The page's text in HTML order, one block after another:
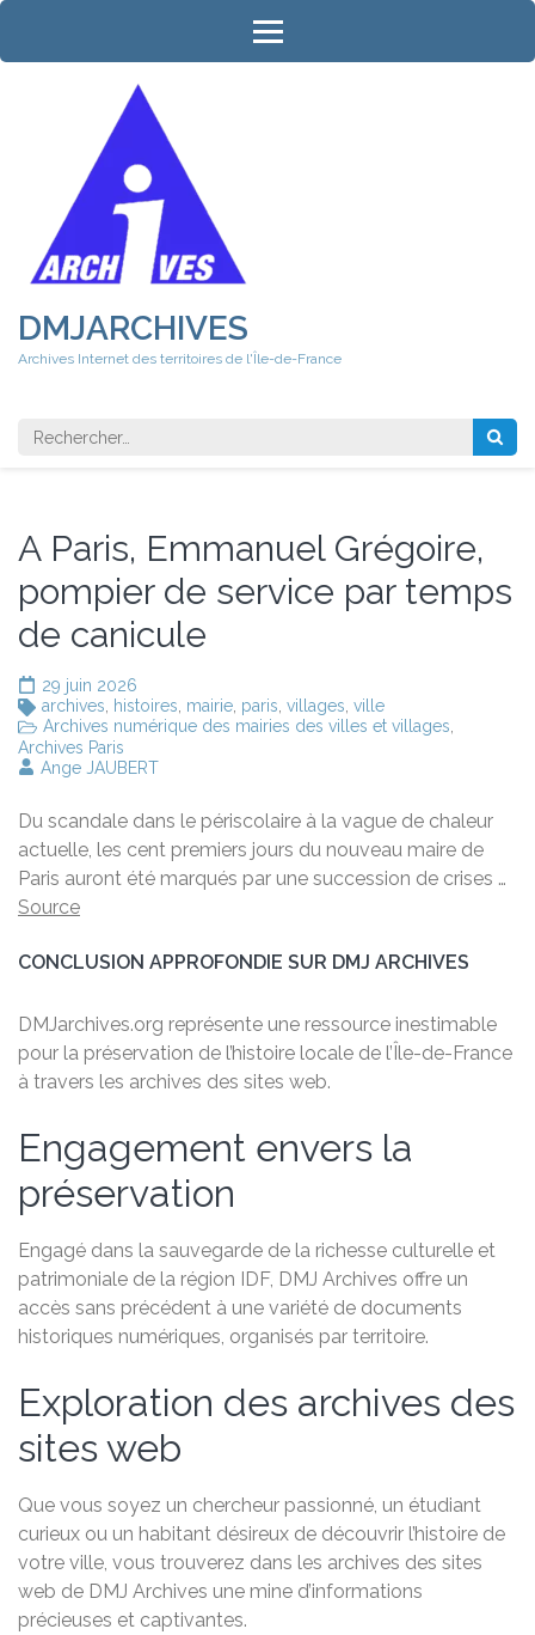
Aller
contenu
DMJARCHIVES
Archives Internet des territoires de l'Île-de-France
Rechercher
A Paris, Emmanuel Grégoire,
pompier de service par temps
de canicule
29 juin 2026
archives
histoires mairie paris villages ville
Archives numérique des mairies des villes et villages
Archives Paris
Ange JAUBERT
Du scandale dans le périscolaire à la vague de chaleur
actuelle, les cent premiers jours du nouveau maire de
Paris auront été marqués par une succession de crises …
Source
CONCLUSION APPROFONDIE SUR DMJ ARCHIVES
DMJarchives.org représente une ressource inestimable
pour la préservation de l’histoire locale de l’Île-de-France
à travers les archives des sites web.
Engagement envers la
préservation
Engagé dans la sauvegarde de la richesse culturelle et
patrimoniale de la région IDF, DMJ Archives offre un
accès sans précédent à une variété de documents
historiques numériques, organisés par territoire.
Exploration des archives des
sites web
Que vous soyez un chercheur passionné, un étudiant
curieux ou un habitant désireux de découvrir l’histoire de
votre ville, vous trouverez dans les archives des sites
web de DMJ Archives une mine d’informations
précieuses et captivantes.